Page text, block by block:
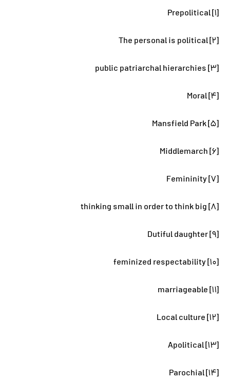
[۱] Prepolitical
[۲] The personal is political
[۳] public patriarchal hierarchies
[۴] Moral
[۵] Mansfield Park
[۶] Middlemarch
[۷] Femininity
[۸] thinking small in order to think big
[۹] Dutiful daughter
[۱۰] feminized respectability
[۱۱] marriageable
[۱۲] Local culture
[۱۳] Apolitical
[۱۴] Parochial